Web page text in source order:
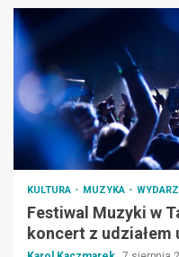
KULTURA MUZYKA
Festiwal Muzyki w
koncert z